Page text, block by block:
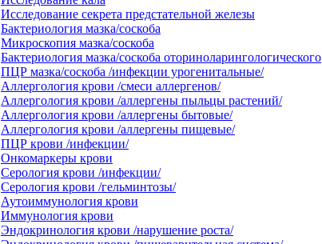
Исследование секрета предстательной железы
Бактериология мазка/соскоба
Микроскопия мазка/соскоба
Бактериология мазка/соскоба оториноларингологического
ПЦР мазка/соскоба /инфекции урогенитальные/
Аллергология крови /смеси аллергенов/
Аллергология крови /аллергены пыльцы растений/
Аллергология крови /аллергены бытовые/
Аллергология крови /аллергены пищевые/
ПЦР крови /инфекции/
Онкомаркеры крови
Серология крови /инфекции/
Серология крови /гельминтозы/
Аутоиммунология крови
Иммунология крови
Эндокринология крови /нарушение роста/